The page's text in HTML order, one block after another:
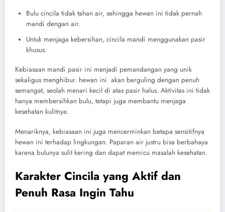
Bulu cincila tidak tahan air, sehingga hewan ini tidak pernah
mandi dengan air.
Untuk menjaga kebersihan, cincila mandi menggunakan pasir
khusus.
Kebiasaan mandi pasir ini menjadi pemandangan yang unik
sekaligus menghibur. hewan ini akan berguling dengan penuh
semangat, seolah menari kecil di atas pasir halus. Aktivitas ini tidak
hanya membersihkan bulu, tetapi juga membantu menjaga
kesehatan kulitnya.
Menariknya, kebiasaan ini juga mencerminkan betapa sensitifnya
hewan ini terhadap lingkungan. Paparan air justru bisa berbahaya
karena bulunya sulit kering dan dapat memicu masalah kesehatan.
Karakter Cincila yang Aktif dan
Penuh Rasa Ingin Tahu